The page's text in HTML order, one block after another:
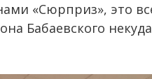
«Сюрприз», это
Бабаевского